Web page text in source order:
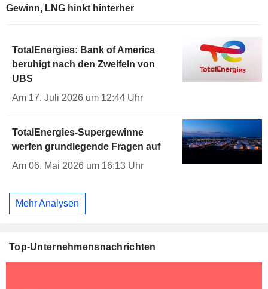
Gewinn, LNG hinkt hinterher
TotalEnergies: Bank of America
beruhigt nach den Zweifeln von
UBS
Am 17. Juli 2026 um 12:44 Uhr
TotalEnergies-Supergewinne
werfen grundlegende Fragen auf
Am 06. Mai 2026 um 16:13 Uhr
Mehr Analysen
Top-Unternehmensnachrichten